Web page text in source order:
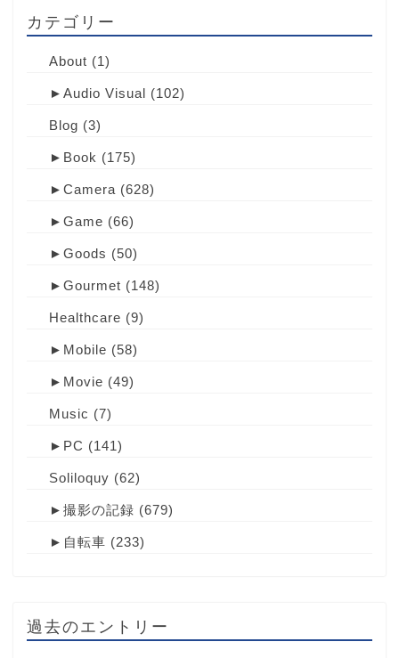
カテゴリー
About (1)
► Audio Visual (102)
Blog (3)
► Book (175)
► Camera (628)
► Game (66)
► Goods (50)
► Gourmet (148)
Healthcare (9)
► Mobile (58)
► Movie (49)
Music (7)
► PC (141)
Soliloquy (62)
► 撮影の記録 (679)
► 自転車 (233)
過去のエントリー